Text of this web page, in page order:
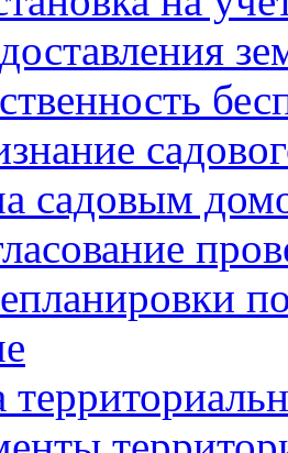
садовым